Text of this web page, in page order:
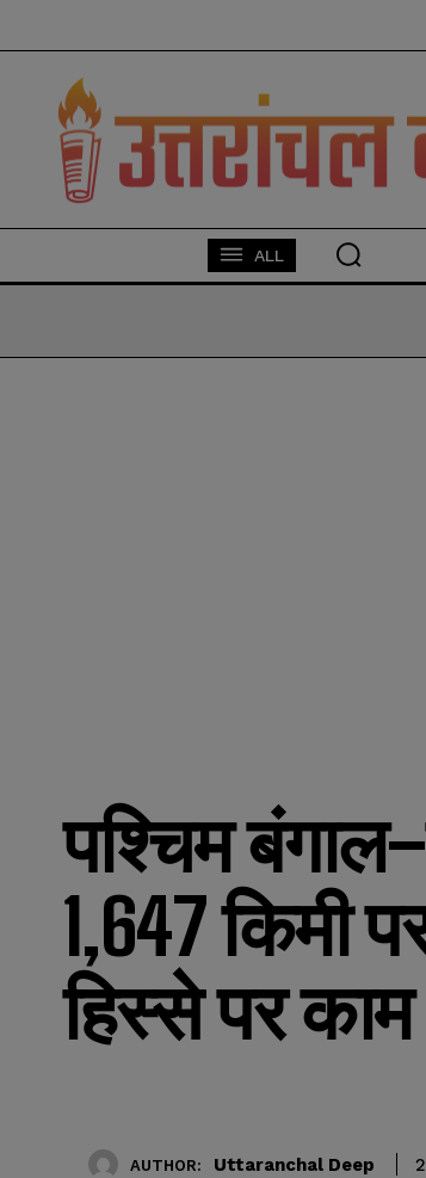
ALL
पश्चिम
1,647 किमी
हिस्से पर काम
AUTHOR: Uttaranchal Deep